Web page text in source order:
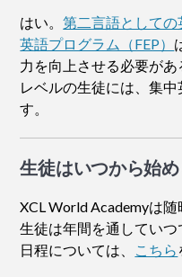
はい。第二言語としての
英語プログラム（FEP）
力を向上させる必要が
レベルの生徒には、集
す。
生徒はいつから始
XCL World Academyは
生徒は年間を通してい
日程については、 こちら